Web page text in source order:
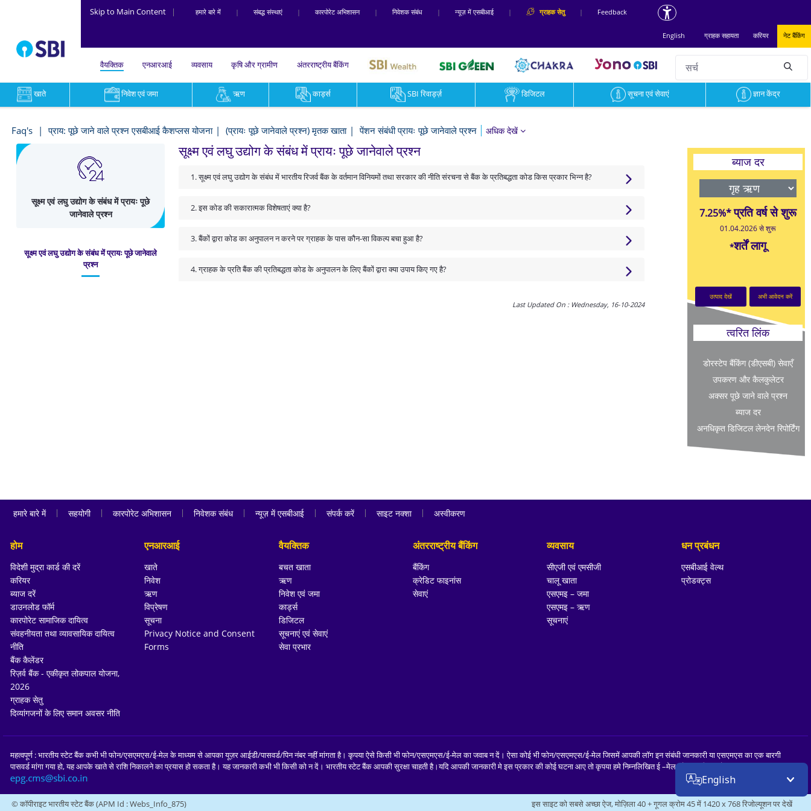
Skip to Main Content | हमारे बारे में | संबद्ध संस्‍थाएं | कारपोरेट अभिशासन | निवेशक संबंध | न्यूज़ में एसबीआई | ग्राहक सेतु | Feedback
English ग्राहक सहायता करियर नेट बैंकिंग
वैयक्तिक
खाते निवेश एवं जमा ऋण कार्ड्स SBI रिवार्ड्ज़ डिजिटल सूचना एवं सेवाएं ज्ञान केंद्र
एनआरआई व्यवसाय कृषि और ग्रामीण अंतरराष्ट्रीय बैंकिंग सर्च
सूक्ष्म
एवं
लघु
उद्योग
संबंध
Faq's प्राय: पूछे जाने वाले प्रश्न एसबीआई कैशप्लस योजना (प्रायः पूछे जानेवाले प्रश्न) मृतक खाता पेंशन संबंधी प्रायः पूछे जानेवाले प्रश्न अधिक देखें
सूक्ष्म एवं लघु उद्योग के संबंध में प्रायः पूछे
जानेवाले प्रश्न
सूक्ष्म एवं लघु उद्योग के संबंध में प्रायः पूछे जानेवाले
प्रश्न
सूक्ष्म एवं लघु उद्योग के संबंध में प्रायः पूछे जानेवाले प्रश्न
1. सूक्ष्म एवं लघु उद्योग के संबंध में भारतीय रिजर्व बैंक के वर्तमान विनियमों तथा सरकार की नीति संरचना से बैंक के प्रतिबद्धता कोड किस प्रकार भिन्न है?
2. इस कोड की सकारात्मक विशेषताएं क्या है?
3. बैंकों द्वारा कोड का अनुपालन न करने पर ग्राहक के पास कौन-सा विकल्प बचा हुआ है?
4. ग्राहक के प्रति बैंक की प्रतिबद्धता कोड के अनुपालन के लिए बैंकों द्वारा क्या उपाय किए गए है?
Last Updated On : Wednesday, 16-10-2024
ब्याज दर
7.25%*प्रति वर्ष से शुरू
01.04.2026 से शुरू
*शर्तें लागू
उत्पाद देखें अभी आवेदन करें
त्वरित लिंक
डोरस्टेप बैंकिंग (डीएसबी) सेवाएँ
उपकरण और कैलकुलेटर
अक्सर पूछे जाने वाले प्रश्न
ब्याज दर
अनधिकृत डिजिटल लेनदेन रिपोर्टिंग
हमारे बारे में | सहयोगी | कारपोरेट अभिशासन | निवेशक संबंध | न्यूज़ में एसबीआई | संपर्क करें | साइट नक्शा | अस्वीकरण
होम
विदेशी मुद्रा कार्ड की दरें
करियर
ब्याज दरें
डाउनलोड फॉर्म
कारपोरेट सामाजिक दायित्व
संवहनीयता तथा व्यावसायिक दायित्व
नीति
बैंक कैलेंडर
रिज़र्व बैंक - एकीकृत लोकपाल योजना,
2026
ग्राहक सेतु
दिव्यांगजनों के लिए समान अवसर नीति
एनआरआई
खाते
निवेश
ऋण
विप्रेषण
सूचना
Privacy Notice and Consent
Forms
वैयक्तिक
बचत खाता
ऋण
निवेश एवं जमा
कार्ड्स
डिजिटल
सूचनाएं एवं सेवाएं
सेवा प्रभार
अंतरराष्ट्रीय बैंकिंग
बैंकिंग
क्रेडिट फाइनांस
सेवाएं
व्यवसाय
सीएजी एवं एमसीजी
चालू खाता
एसएमइ – जमा
एसएमइ – ऋण
सूचनाएं
धन प्रबंधन
एसबीआई वेल्थ
प्रोडक्ट्स
महत्वपूर्ण : भारतीय स्टेट बैंक कभी भी फोन/एसएमएस/ई-मेल के माध्यम से आपका यूज़र आईडी/पासवर्ड/पिन नंबर नहीं मांगता है। कृपया ऐसे किसी भी फोन/एसएमएस/ई-मेल का जवाब न दें। ऐसा कोई भी फोन/एसएमएस/ई-मेल जिसमें आपकी लॉग इन संबंधी जानकारी या एसएमएस का एक बारगी
पासवर्ड मांगा गया हो, यह आपके खाते से राशि निकालने का प्रयास हो सकता है। यह जानकारी कभी भी किसी को न दें। भारतीय स्टेट बैंक आपकी सुरक्षा चाहती है।यदि आपकी जानकारी मे इस प्रकार की कोई घटना आए तो कृपया हमे निम्नलिखित ई –मेल पते पर सूचित करें
© कॉपीराइट भारतीय स्टेट बैंक (APM Id : Webs_Info_875) इस साइट को सबसे अच्छा ऐज, मोज़िला 40 + गूगल क्रोम 45 में 1420 x 768 रिजोल्यूशन पर देखें
English